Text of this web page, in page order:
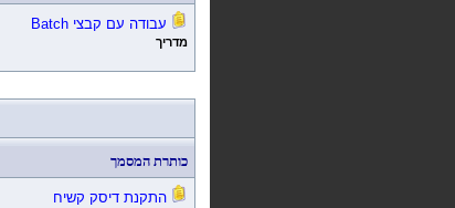
עבודה עם קבצי Batch
מדריך
כותרת המסמך
התקנת דיסק קשיח